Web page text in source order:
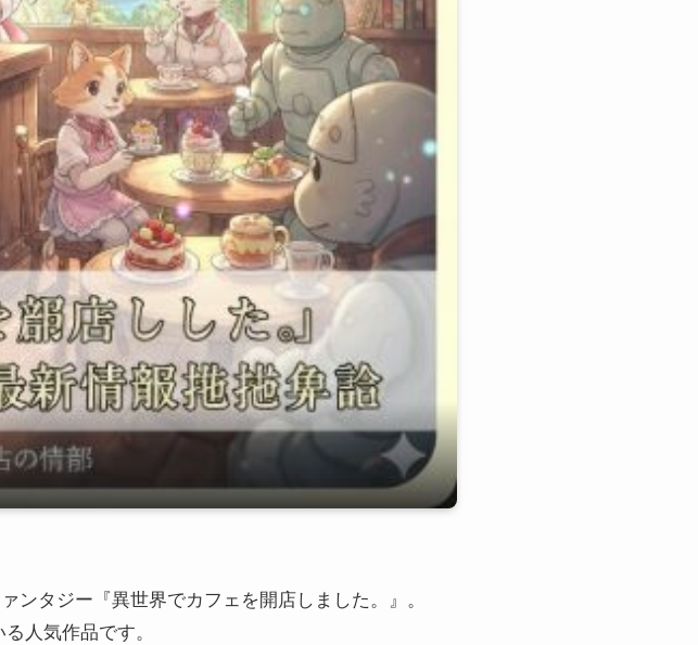
タジー『異世界でカフェを開店しました。』。
人気作品です。